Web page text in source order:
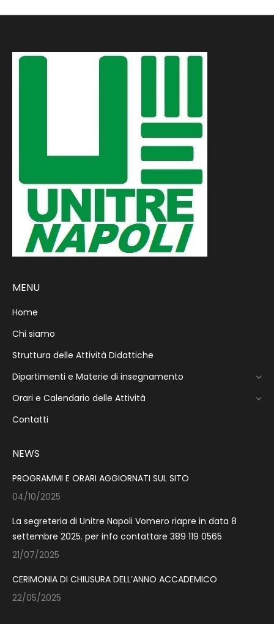
MENU
Home
Chi siamo
Struttura delle Attività Didattiche
Dipartimenti e Materie di insegnamento
Orari e Calendario delle Attività
Contatti
NEWS
PROGRAMMI E ORARI AGGIORNATI SUL SITO
04/10/2025
La segreteria di Unitre Napoli Vomero riapre in data 8
settembre 2025. per info contattare 389 119 0565
21/07/2025
CERIMONIA DI CHIUSURA DELL’ANNO ACCADEMICO
22/05/2025